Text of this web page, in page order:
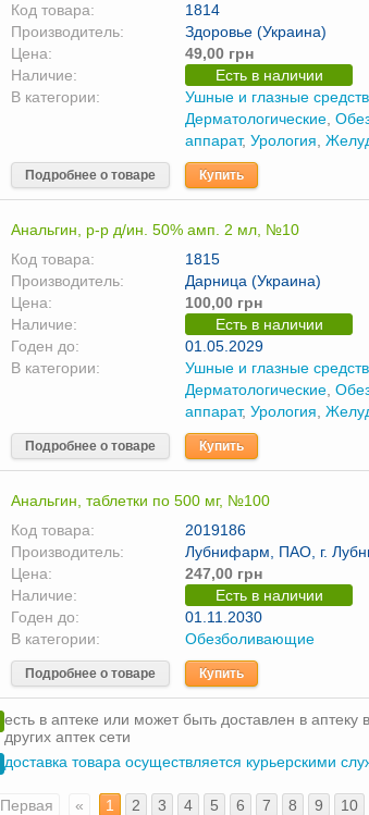
Код товара:
1814
Производитель:
Здоровье (Украина)
Цена:
49,00 грн
Наличие:
Есть в наличии
В категории:
Ушные и глазные
Дерматологические
аппарат, Урология
Подробнее о товаре Купить
Анальгин, р-р д/ин. 50% амп. 2 мл, №10
Код товара:
1815
Производитель:
Дарница (Украина)
Цена:
100,00 грн
Наличие:
Есть в наличии
Годен до:
01.05.2029
В категории:
Ушные и глазные
Дерматологические
аппарат, Урология
Подробнее о товаре Купить
Анальгин, таблетки по 500 мг, №100
Код товара:
2019186
Производитель:
Лубнифарм, ПАО, г.
Цена:
247,00 грн
Наличие:
Есть в наличии
Годен до:
01.11.2030
В категории:
Обезболивающие
Подробнее о товаре Купить
есть в аптеке или может быть доставлен в аптеку
других аптек сети
доставка товара осуществляется курьерскими
Первая « 1 2 3 4 5 6 7 8 9 10